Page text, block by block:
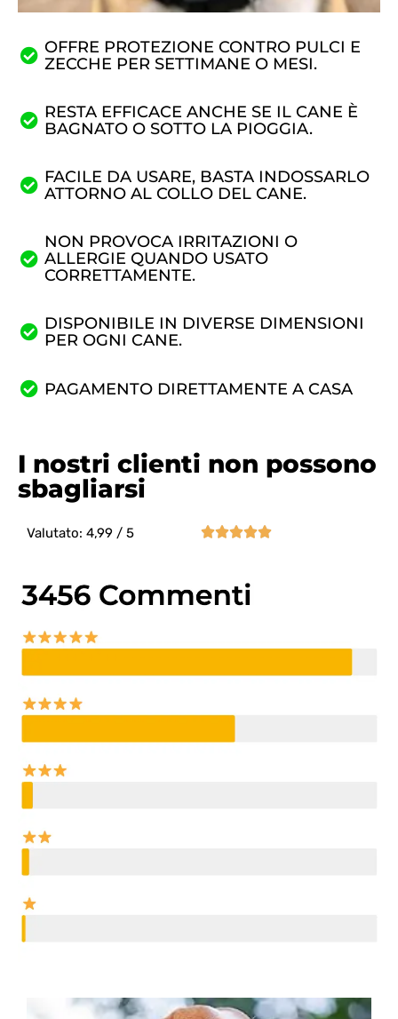
OFFRE PROTEZIONE CONTRO PULCI E
ZECCHE PER SETTIMANE O MESI.
RESTA EFFICACE ANCHE SE IL CANE È
BAGNATO O SOTTO LA PIOGGIA.
FACILE DA USARE, BASTA INDOSSARLO
ATTORNO AL COLLO DEL CANE.
NON PROVOCA IRRITAZIONI O
ALLERGIE QUANDO USATO
CORRETTAMENTE.
DISPONIBILE IN DIVERSE DIMENSIONI
PER OGNI CANE.
PAGAMENTO DIRETTAMENTE A CASA
I nostri clienti non possono
sbagliarsi
Valutato: 4,99 / 5 